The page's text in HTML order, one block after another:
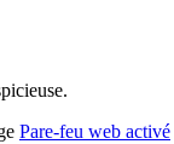
Pare-feu web activé